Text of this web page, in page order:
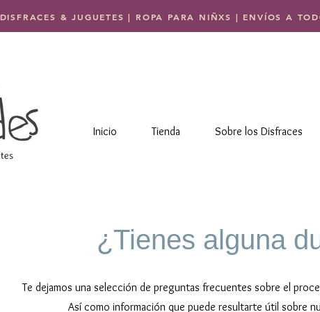
DISFRACES & JUGUETES | ROPA PARA NIÑXS | ENVÍOS A
Inicio Tienda Sobre los Disfraces
¿Tienes alguna
Te dejamos una selección de preguntas frecuentes sobre el
Así como información que puede resultarte útil sobre